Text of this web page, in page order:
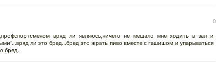
0
вряд ли являюсь,ничего не мешало мне ходить в зал и
ли это бред...бред это жрать пиво вместе с гашишом и упарываться
бред.